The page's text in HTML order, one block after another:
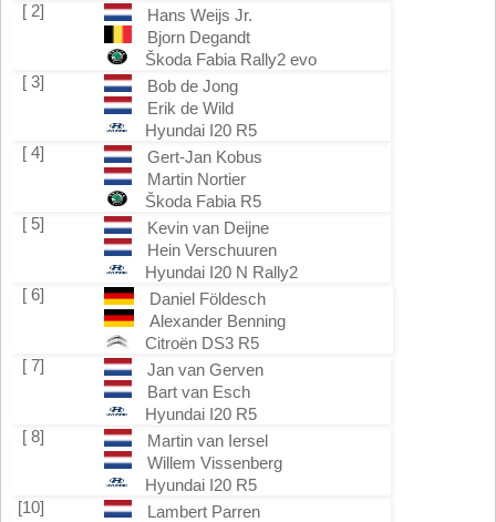
[ 2]
Hans Weijs Jr.
Bjorn Degandt
Škoda Fabia Rally2 evo
[ 3]
Bob de Jong
Erik de Wild
Hyundai I20 R5
[ 4]
Gert-Jan Kobus
Martin Nortier
Škoda Fabia R5
[ 5]
Kevin van Deijne
Hein Verschuuren
Hyundai I20 N Rally2
[ 6]
Daniel Földesch
Alexander Benning
Citroën DS3 R5
[ 7]
Jan van Gerven
Bart van Esch
Hyundai I20 R5
[ 8]
Martin van Iersel
Willem Vissenberg
Hyundai I20 R5
[10]
Lambert Parren